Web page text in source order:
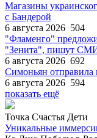
Магазины
с Бандерой
6 августа 2026 504
"Фламенго"
"Зенита", пишут
6 августа 2026 692
Симоньян отправила
6 августа 2026 594
показать ещё
Точка Счастья Дети
Уникальные